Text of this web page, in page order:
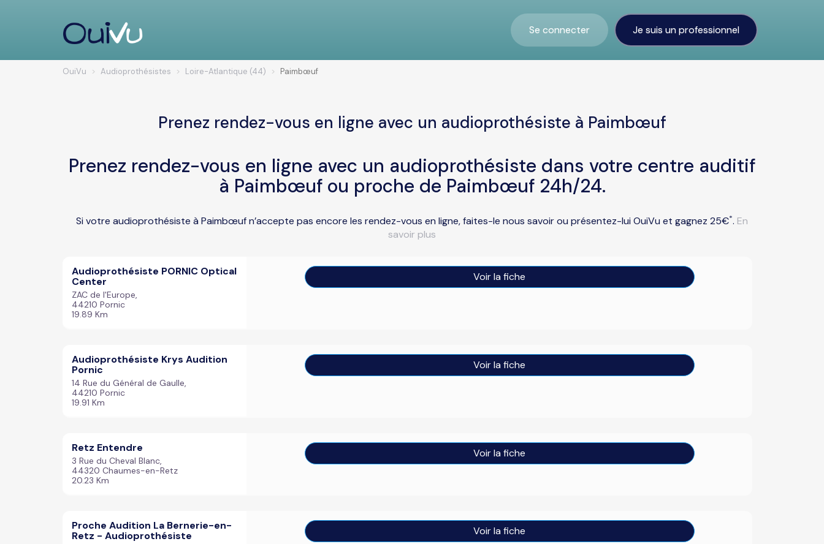
Se connecter Je suis un professionnel
OuiVu Audioprothésistes Loire-Atlantique (44) Paimbœuf
Prenez rendez-vous en ligne avec un audioprothésiste à Paimbœuf
Prenez rendez-vous en ligne avec un audioprothésiste dans votre centre auditif
à Paimbœuf ou proche de Paimbœuf 24h/24.
Si votre audioprothésiste à Paimbœuf n’accepte pas encore les rendez-vous en ligne, faites-le nous savoir ou présentez-lui OuiVu et gagnez 25€*. En
savoir plus
Audioprothésiste PORNIC Optical
Center
ZAC de l'Europe,
44210 Pornic
19.89 Km
Voir la fiche
Audioprothésiste Krys Audition
Pornic
14 Rue du Général de Gaulle,
44210 Pornic
19.91 Km
Voir la fiche
Retz Entendre
3 Rue du Cheval Blanc,
44320 Chaumes-en-Retz
20.23 Km
Voir la fiche
Proche Audition La Bernerie-en-
Retz - Audioprothésiste
Voir la fiche